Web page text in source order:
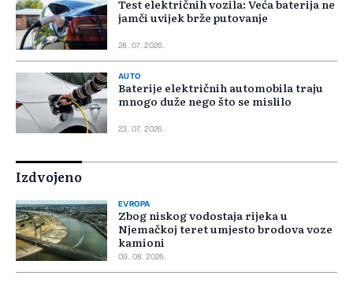
Test električnih vozila: Veća baterija ne
jamči uvijek brže putovanje
28. 07. 2026.
AUTO
Baterije električnih automobila traju
mnogo duže nego što se mislilo
23. 07. 2026.
Izdvojeno
EVROPA
Zbog niskog vodostaja rijeka u
Njemačkoj teret umjesto brodova voze
kamioni
09. 08. 2026.